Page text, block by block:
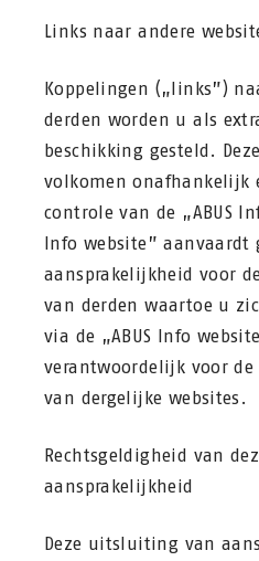
Links naar andere
Koppelingen („links”)
derden worden u als
beschikking gesteld.
volkomen onafhankelijk
controle van de „ABUS
Info website” aanvaardt
aansprakelijkheid voor
van derden waartoe u
via de „ABUS Info
verantwoordelijk voor
van dergelijke websites.
Rechtsgeldigheid van
aansprakelijkheid
Deze uitsluiting van